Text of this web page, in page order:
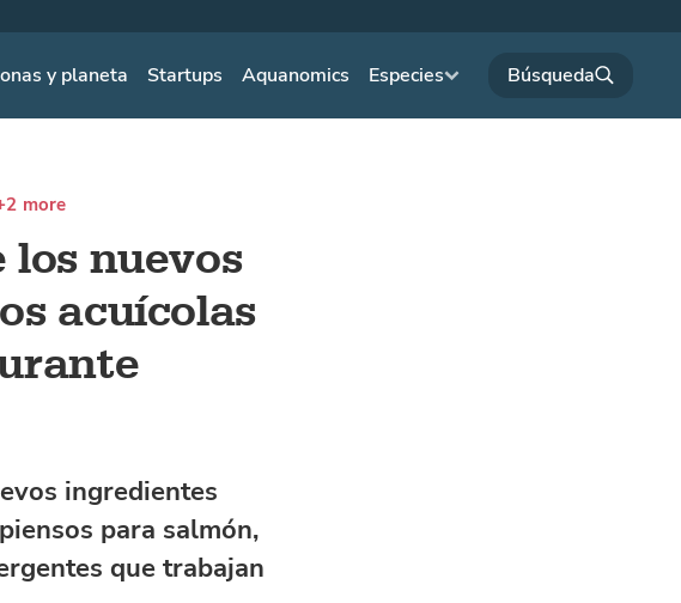
y planeta Startups Aquanomics Especies
los nuevos
acuícolas
more
ingredientes
para salmón,
que trabajan